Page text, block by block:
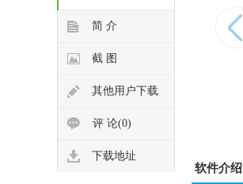
简 介
截 图
其他用户下载
评 论(0)
下载地址
软件介绍